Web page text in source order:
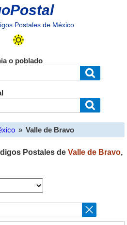
Postales de México
o poblado
» Valle de Bravo
Postales de Valle de Bravo,